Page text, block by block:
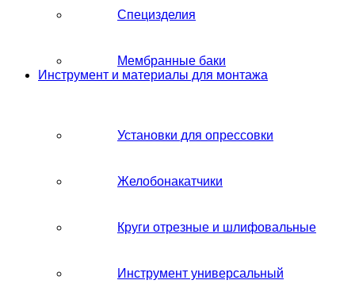
Специзделия
Мембранные баки
Инструмент и материалы для монтажа
Установки для опрессовки
Желобонакатчики
Круги отрезные и шлифовальные
Инструмент универсальный